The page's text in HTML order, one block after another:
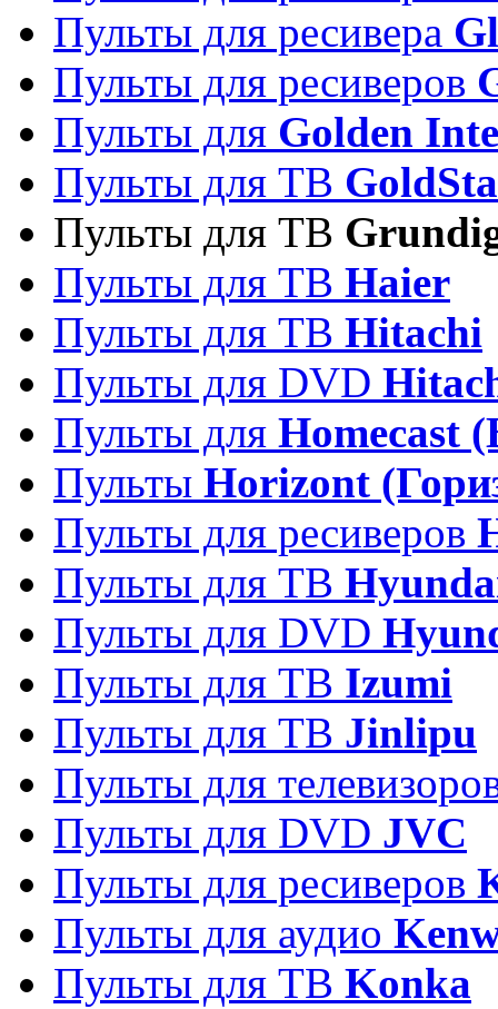
Пульты для ресивера
Пульты для ресиверов
Пульты для Golden
Пульты для ТВ
Пульты для ТВ
Пульты для ТВ Haier
Пульты для ТВ Hitachi
Пульты для DVD
Пульты для Homecast
Пульты Horizont
Пульты для ресиверов
Пульты для ТВ
Пульты для DVD
Пульты для ТВ Izumi
Пульты для ТВ Jinlipu
Пульты для
Пульты для DVD JVC
Пульты для ресиверов
Пульты для аудио
Пульты для ТВ Konka